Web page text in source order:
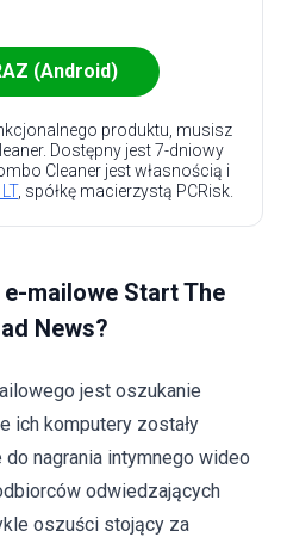
(Android)
produktu, musisz
Dostępny jest 7-dniowy
Cleaner jest własnością i
, spółkę macierzystą PCRisk.
mailowe Start The
News?
jest oszukanie
ich komputery zostały
nagrania intymnego wideo
odwiedzających
oszuści stojący za